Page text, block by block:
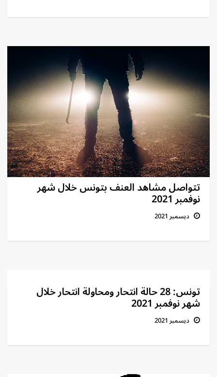
تتواصل مشاهد العنف بتونس خلال شهر
نوفمبر 2021
ديسمبر 2021
تونس: 28 حالة انتحار ومحاولة انتحار خلال
شهر نوفمبر 2021
ديسمبر 2021